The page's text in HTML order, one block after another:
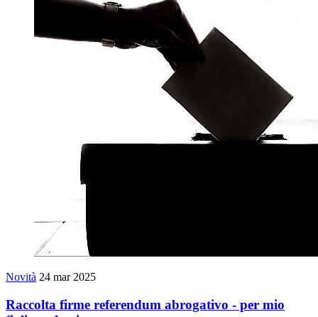
Novità 24 mar 2025
Raccolta firme referendum abrogativo - per mio